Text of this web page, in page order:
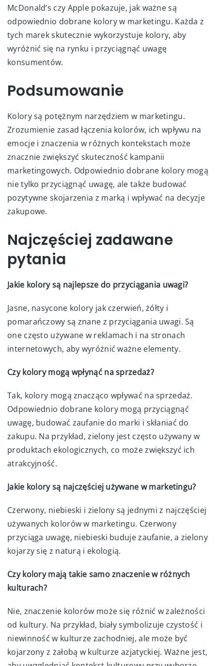
McDonald’s czy Apple pokazuje, jak ważne są
odpowiednio dobrane kolory w marketingu. Każda z
tych marek skutecznie wykorzystuje kolory, aby
wyróżnić się na rynku i przyciągnąć uwagę
konsumentów.
Podsumowanie
Kolory są potężnym narzędziem w marketingu.
Zrozumienie zasad łączenia kolorów, ich wpływu na
emocje i znaczenia w różnych kontekstach może
znacznie zwiększyć skuteczność kampanii
marketingowych. Odpowiednio dobrane kolory mogą
nie tylko przyciągnąć uwagę, ale także budować
pozytywne skojarzenia z marką i wpływać na decyzje
zakupowe.
Najczęściej zadawane
pytania
Jakie kolory są najlepsze do przyciągania uwagi?
Jasne, nasycone kolory jak czerwień, żółty i
pomarańczowy są znane z przyciągania uwagi. Są
one często używane w reklamach i na stronach
internetowych, aby wyróżnić ważne elementy.
Czy kolory mogą wpłynąć na sprzedaż?
Tak, kolory mogą znacząco wpływać na sprzedaż.
Odpowiednio dobrane kolory mogą przyciągnąć
uwagę, budować zaufanie do marki i skłaniać do
zakupu. Na przykład, zielony jest często używany w
produktach ekologicznych, co może zwiększyć ich
atrakcyjność.
Jakie kolory są najczęściej używane w marketingu?
Czerwony, niebieski i zielony są jednymi z najczęściej
używanych kolorów w marketingu. Czerwony
przyciąga uwagę, niebieski buduje zaufanie, a zielony
kojarzy się z naturą i ekologią.
Czy kolory mają takie samo znaczenie w różnych
kulturach?
Nie, znaczenie kolorów może się różnić w zależności
od kultury. Na przykład, biały symbolizuje czystość i
niewinność w kulturze zachodniej, ale może być
kojarzony z żałobą w kulturze azjatyckiej. Ważne jest,